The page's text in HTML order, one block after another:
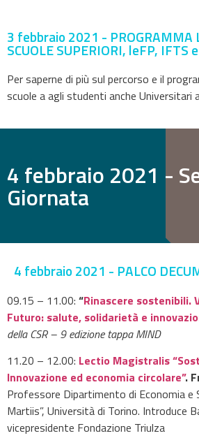
3 febbraio 2021 - PROGRAMMA
SCUOLE SUPERIORI, leFP, IFTS
Per saperne di più sul percorso e il
scuole a agli studenti anche Universitari
4 febbraio 2021 -
Giornata
4 febbraio 2021 - PALCO
09.15 – 11.00: “Rinascere sostenibili.
Futuro: salute, solidarietà e
della CSR – 9 edizione tappa MIND
11.20 – 12.00: Lectio Magistralis
Innovazione ed economia circolare”.
Professore Dipartimento di Economia
Martiis”, Università di Torino. Introduce
vicepresidente Fondazione Triulza